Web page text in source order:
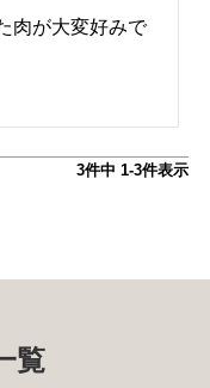
肉が大変好みで
3件中 1-3件表示
覧